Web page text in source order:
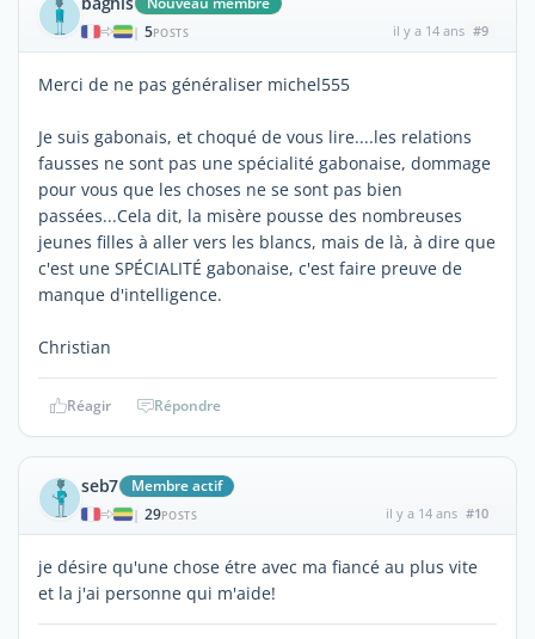
| 5POSTS il y a 14 ans #9
Merci de ne pas généraliser michel555
Je suis gabonais, et choqué de vous lire....les relations
fausses ne sont pas une spécialité gabonaise, dommage
pour vous que les choses ne se sont pas bien
passées...Cela dit, la misère pousse des nombreuses
jeunes filles à aller vers les blancs, mais de là, à dire que
c'est une SPÉCIALITÉ gabonaise, c'est faire preuve de
manque d'intelligence.
Christian
Réagir Répondre
seb7 Membre actif
| 29POSTS il y a 14 ans #10
je désire qu'une chose étre avec ma fiancé au plus vite
et la j'ai personne qui m'aide!